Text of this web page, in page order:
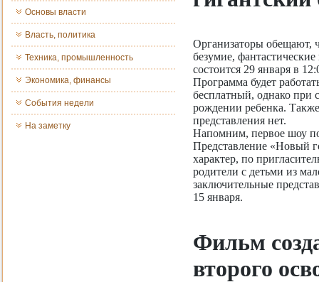
Основы власти
Власть, политика
Техника, промышленность
Экономика, финансы
События недели
На заметку
Организаторы обещают,
безумие,
состоится 29 января в
Программа будет
бесплатный, однако при
рождении ребенка.
представления нет.
Напомним, первое шоу
Представление «Новый
характер, по
родители с детьми из
заключительные
15 января.
Фильм
второго